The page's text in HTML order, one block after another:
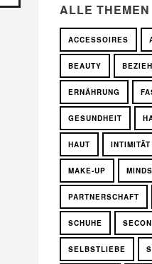
ALLE THEMEN
ACCESSOIRES
BEAUTY
ERNÄHRUNG
GESUNDHEIT
HAUT INTIMITÄT
MAKE-UP
PARTNERSCHAFT
SCHUHE
SELBSTLIEBE